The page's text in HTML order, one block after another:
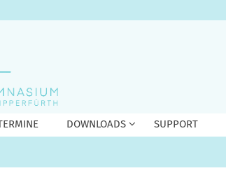
DOWNLOADS SUPPORT